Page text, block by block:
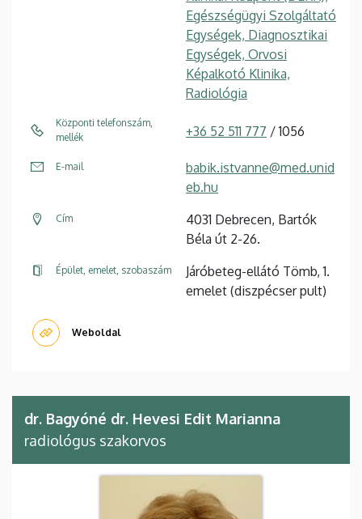
Egészségügyi Szolgáltató
Egységek, Diagnosztikai
Egységek, Orvosi
Képalkotó Klinika,
Radiológia
Központi telefonszám,
mellék
+36 52 511 777 / 1056
E-mail
babik.istvanne@med.unid
eb.hu
Cím
4031 Debrecen, Bartók
Béla út 2-26.
Épület, emelet, szobaszám
Járóbeteg-ellátó Tömb, 1.
emelet (diszpécser pult)
Weboldal
dr. Bagyóné dr. Hevesi Edit Marianna
radiológus szakorvos